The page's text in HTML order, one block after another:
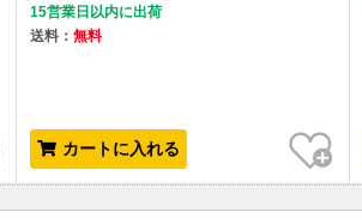
15営業日以内に出荷
送料：無料
カートに入れる
お気に入り